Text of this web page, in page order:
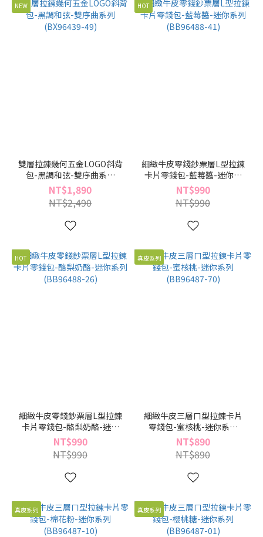
NEW
雙層拉鍊幾何五金LOGO斜背
包-黑調和弦-雙序曲系列
(BX96439-49)
NT$1,890
NT$2,490
HOT
細緻牛皮零錢鈔票層L型拉鍊
卡片零錢包-藍莓醬-迷你系
列(BB96488-41)
NT$990
NT$990
HOT
細緻牛皮零錢鈔票層L型拉鍊
卡片零錢包-酪梨奶酪-迷你
系列(BB96488-26)
NT$990
NT$990
真皮系列
細緻牛皮三層ㄇ型拉鍊卡片
零錢包-蜜核桃-迷你系列
(BB96487-70)
NT$890
NT$890
真皮系列 真皮系列